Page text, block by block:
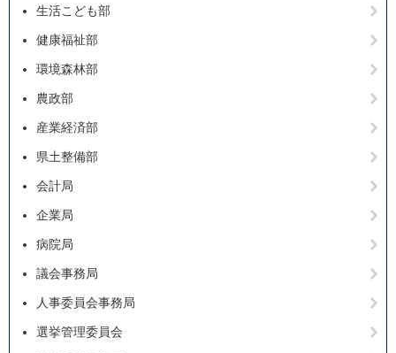
生活こども部
健康福祉部
環境森林部
農政部
産業経済部
県土整備部
会計局
企業局
病院局
議会事務局
人事委員会事務局
選挙管理委員会